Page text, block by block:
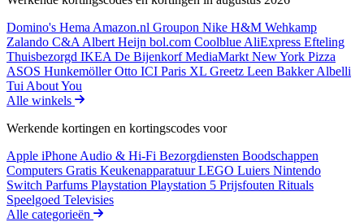
Domino's Hema Amazon.nl Groupon Nike H&M Wehkamp
Zalando C&A Albert Heijn bol.com Coolblue AliExpress Efteling
Thuisbezorgd IKEA De BijenkorfMediaMarkt New York Pizza
ASOS HunkemöllerOtto ICI Paris XL Greetz Leen BakkerAlbelli
Tui About You
Alle winkels
Werkende kortingen en kortingscodes voor
Apple iPhone Audio & Hi-Fi Bezorgdiensten Boodschappen
Computers Gratis KeukenapparatuurLEGO Luiers Nintendo
Switch Parfums Playstation Playstation 5 Prijsfouten Rituals
Speelgoed Televisies
Alle categorieën